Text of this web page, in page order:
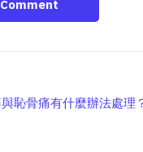
恥骨痛有什麼辦法處理